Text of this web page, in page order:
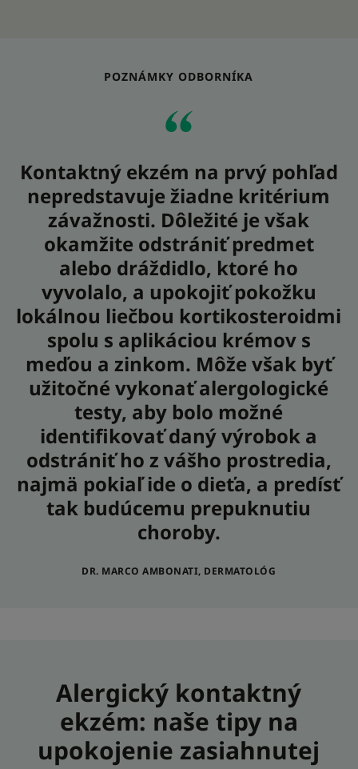
POZNÁMKY ODBORNÍKA
Kontaktný ekzém na prvý pohľad
nepredstavuje žiadne kritérium
závažnosti. Dôležité je však
okamžite odstrániť predmet
alebo dráždidlo, ktoré ho
vyvolalo, a upokojiť pokožku
lokálnou liečbou kortikosteroidmi
spolu s aplikáciou krémov s
meďou a zinkom. Môže však byť
užitočné vykonať alergologické
testy, aby bolo možné
identifikovať daný výrobok a
odstrániť ho z vášho prostredia,
najmä pokiaľ ide o dieťa, a predísť
tak budúcemu prepuknutiu
choroby.
DR. MARCO AMBONATI, DERMATOLÓG
Alergický kontaktný
ekzém: naše tipy na
upokojenie zasiahnutej